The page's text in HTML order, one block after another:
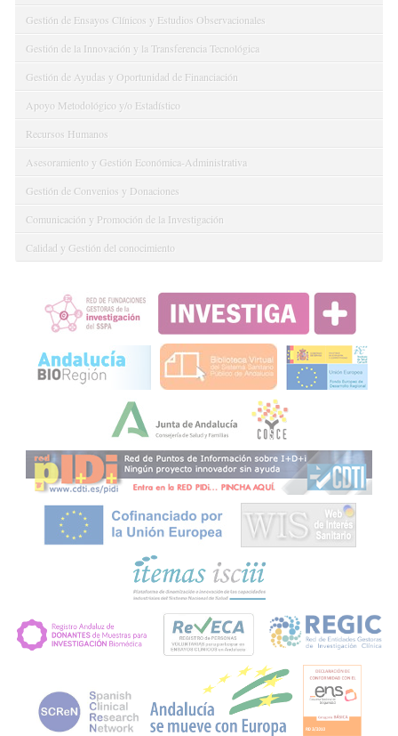
Gestión de Ensayos Clínicos y Estudios Observacionales
Gestión de la Innovación y la Transferencia Tecnológica
Gestión de Ayudas y Oportunidad de Financiación
Apoyo Metodológico y/o Estadístico
Recursos Humanos
Asesoramiento y Gestión Económica-Administrativa
Gestión de Convenios y Donaciones
Comunicación y Promoción de la Investigación
Calidad y Gestión del conocimiento